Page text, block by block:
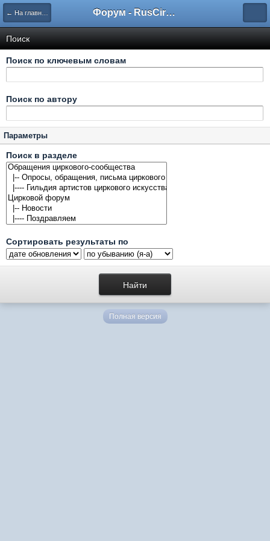
← На главную Форум - RusCircus.ru
Поиск
Поиск по ключевым словам
Поиск по автору
Параметры
Поиск в разделе
Сортировать результаты по
Полная версия